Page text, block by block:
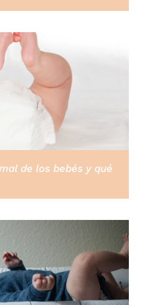
de los bebés y qué